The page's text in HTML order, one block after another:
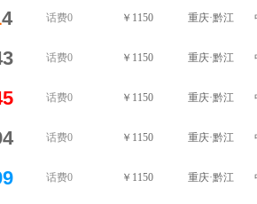
4 话费0 ￥1150 重庆·黔江
话费0 ￥1150 重庆·黔江
话费0 ￥1150 重庆·黔江
话费0 ￥1150 重庆·黔江
话费0 ￥1150 重庆·黔江